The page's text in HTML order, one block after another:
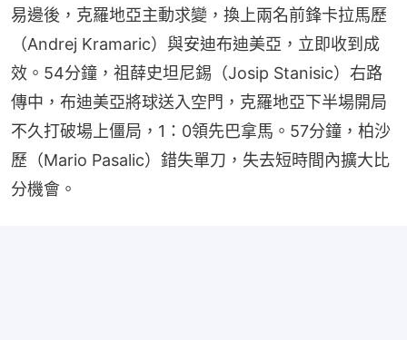
易邊後，克羅地亞主動求變，換上兩名前鋒卡拉馬歷
（Andrej Kramaric）與安迪布迪美亞，立即收到成
效。54分鐘，祖薛史坦尼錫（Josip Stanisic）右路
傳中，布迪美亞將球送入空門，克羅地亞下半場開局
不久打破場上僵局，1：0領先巴拿馬。57分鐘，柏沙
歷（Mario Pasalic）錯失單刀，失去短時間內擴大比
分機會。